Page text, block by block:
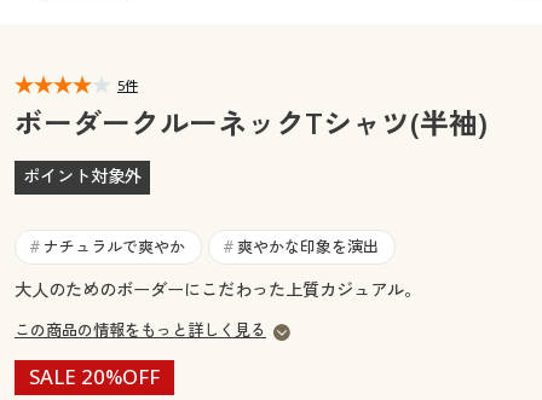
マイページ
閲覧履歴
お気に入り
サポート
閲覧履歴
ご利用ガイド
よくある質問とお問い合わせ
5件
ボーダークルーネックTシャツ(半袖)
ポイント対象外
# ナチュラルで爽やか # 爽やかな印象を演出
大人のためのボーダーにこだわった上質カジュアル。
この商品の情報をもっと詳しく見る
SALE 20%OFF